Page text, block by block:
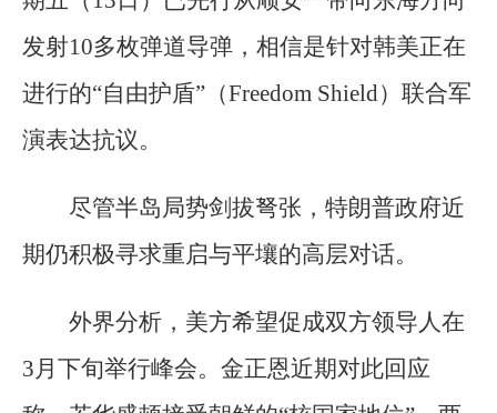
发射10多枚弹道导弹，相信是针对韩美正在
进行的“自由护盾”（Freedom Shield）联合军
演表达抗议。
尽管半岛局势剑拔弩张，特朗普政府近
期仍积极寻求重启与平壤的高层对话。
外界分析，美方希望促成双方领导人在
3月下旬举行峰会。金正恩近期对此回应